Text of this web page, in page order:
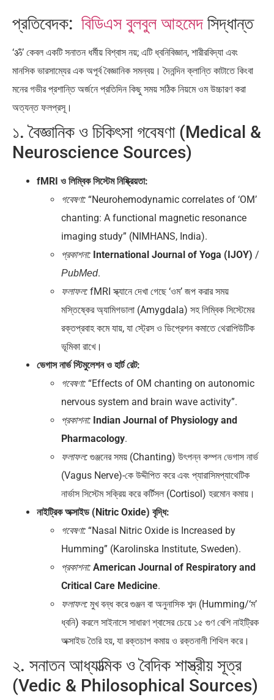
প্রতিবেদক: বিডিএস বুলবুল আহমেদসিদ্ধান্ত
‘ॐ’ কেবল একটি সনাতন ধর্মীয় বিশ্বাস নয়; এটি ধ্বনিবিজ্ঞান, শারীরবিদ্যা এবং
মানসিক ভারসাম্যের এক অপূর্ব বৈজ্ঞানিক সমন্বয়। দৈনন্দিন ক্লান্তি কাটাতে কিংবা
মনের গভীর প্রশান্তি অর্জনে প্রতিদিন কিছু সময় সঠিক নিয়মে ওম উচ্চারণ করা
অত্যন্ত ফলপ্রসূ।
১. বৈজ্ঞানিক ও চিকিৎসা গবেষণা (Medical &
Neuroscience Sources)
fMRI ও লিম্বিক সিস্টেম নিষ্ক্রিয়তা:
গবেষণা: “Neurohemodynamic correlates of ‘OM’
chanting: A functional magnetic resonance
imaging study” (NIMHANS, India).
প্রকাশনা: International Journal of Yoga (IJOY) /
PubMed.
ফলাফল: fMRI স্ক্যানে দেখা গেছে ‘ওম’ জপ করার সময়
মস্তিষ্কের অ্যামিগডালা (Amygdala) সহ লিম্বিক সিস্টেমের
রক্তপ্রবাহ কমে যায়, যা স্ট্রেস ও ডিপ্রেশন কমাতে থেরাপিউটিক
ভূমিকা রাখে।
ভেগাস নার্ভ স্টিমুলেশন ও হার্ট রেট:
গবেষণা: “Effects of OM chanting on autonomic
nervous system and brain wave activity”.
প্রকাশনা: Indian Journal of Physiology and
Pharmacology.
ফলাফল: গুঞ্জনের সময় (Chanting) উৎপন্ন কম্পন ভেগাস নার্ভ
(Vagus Nerve)-কে উদ্দীপিত করে এবং প্যারাসিমপ্যাথেটিক
নার্ভাস সিস্টেম সক্রিয় করে কর্টিসল (Cortisol) হরমোন কমায়।
নাইট্রিক অক্সাইড (Nitric Oxide) বৃদ্ধি:
গবেষণা: “Nasal Nitric Oxide is Increased by
Humming” (Karolinska Institute, Sweden).
প্রকাশনা: American Journal of Respiratory and
Critical Care Medicine.
ফলাফল: মুখ বন্ধ করে গুঞ্জন বা অনুনাসিক শব্দ (Humming/‘ম’
ধ্বনি) করলে সাইনাসে সাধারণ শ্বাসের চেয়ে ১৫ গুণ বেশি নাইট্রিক
অক্সাইড তৈরি হয়, যা রক্তচাপ কমায় ও রক্তনালী শিথিল করে।
২. সনাতন আধ্যাত্মিক ও বৈদিক শাস্ত্রীয় সূত্র
(Vedic & Philosophical Sources)